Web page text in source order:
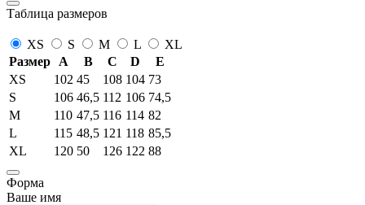
Таблица размеров
XS S M L
XL
Размер
A B C D
E
XS
102 45 108 104 73
S
106 46,5 112 106 74,5
M
110 47,5 116 114 82
L
115 48,5 121 118 85,5
XL
120 50 126 122 88
Форма
Ваше имя